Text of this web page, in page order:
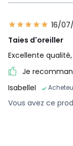
16/
Taies d'oreiller
Excellente
Je
IsabelleI
Vous avez ce